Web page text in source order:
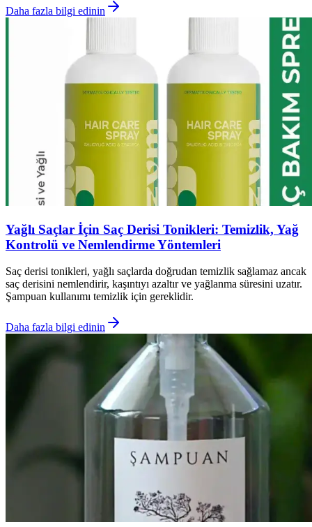
Daha fazla bilgi edinin
Yağlı Saçlar İçin Saç Derisi Tonikleri: Temizlik, Yağ
Kontrolü ve Nemlendirme Yöntemleri
Saç derisi tonikleri, yağlı saçlarda doğrudan temizlik sağlamaz ancak
saç derisini nemlendirir, kaşıntıyı azaltır ve yağlanma süresini uzatır.
Şampuan kullanımı temizlik için gereklidir.
Daha fazla bilgi edinin